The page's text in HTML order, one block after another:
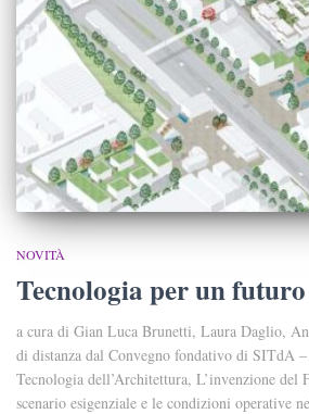
NOVITÀ
Tecnologia per un
a cura di Gian Luca Brunetti, Laura Daglio,
di distanza dal Convegno fondativo di SITdA
Tecnologia dell’Architettura, L’invenzione del
scenario esigenziale e le condizioni operative